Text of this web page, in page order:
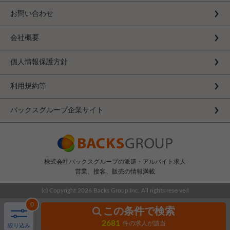
0
絞り込み
この条件で検索
2681 件の求人が該当
お問い合わせ
会社概要
個人情報保護方針
利用規約等
バックスグループ企業サイト
株式会社バックスグループの派遣・アルバイト求人
営業、接客、販売の情報満載
(c) Copyright 2026 Backs Group Inc. All rights reserved